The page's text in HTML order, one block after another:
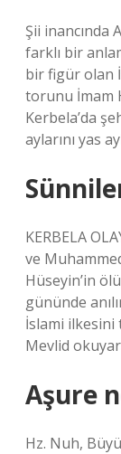
Şii inancında
farklı bir
bir figür olan
torunu İmam
Kerbela’da
aylarını yas
KERBELA
ve
Hüseyin’in
gününde
İslami
Mevlid
Aşure
Hz. Nuh,